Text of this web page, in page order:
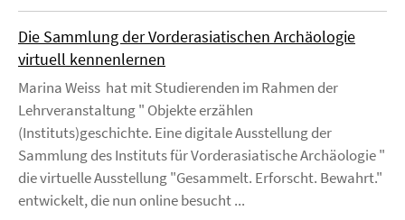
Die Sammlung der Vorderasiatischen Archäologie
virtuell kennenlernen
Marina Weiss hat mit Studierenden im Rahmen der
Lehrveranstaltung " Objekte erzählen
(Instituts)geschichte. Eine digitale Ausstellung der
Sammlung des Instituts für Vorderasiatische Archäologie "
die virtuelle Ausstellung "Gesammelt. Erforscht. Bewahrt."
entwickelt, die nun online besucht ...